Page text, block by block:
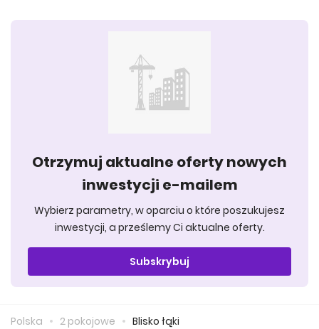
Otrzymuj aktualne oferty nowych
inwestycji e-mailem
Wybierz parametry, w oparciu o które poszukujesz
inwestycji, a prześlemy Ci aktualne oferty.
Subskrybuj
Polska 2 pokojowe Blisko łąki